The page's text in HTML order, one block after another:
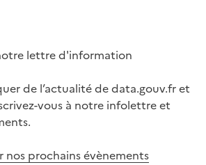
lettre d'information
de l’actualité de data.gouv.fr et
vous à notre infolettre et
nos prochains évènements